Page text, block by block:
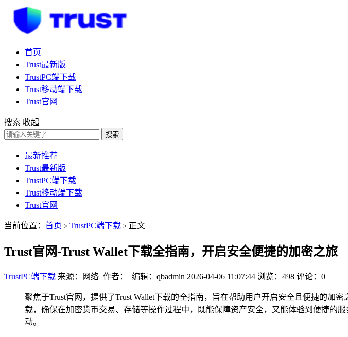
首页
Trust最新版
TrustPC端下载
Trust移动端下载
Trust官网
搜索 收起
搜索
最新推荐
Trust最新版
TrustPC端下载
Trust移动端下载
Trust官网
当前位置： 首页 > TrustPC端下载 > 正文
Trust官网-Trust Wallet下载全指南，开启安全便捷的加密之旅
TrustPC端下载 来源：网络 作者： 编辑：qbadmin 2026-04-06 11:07:44 浏览：498 评论：0
聚焦于Trust官网，提供了Trust Wallet下载的全指南，旨在帮助用户开启安全且便捷的加
载，确保在加密货币交易、存储等操作过程中，既能保障资产安全，又能体验到便捷的
动。